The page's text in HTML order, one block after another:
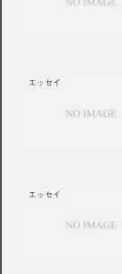
エッセイ
エッセイ